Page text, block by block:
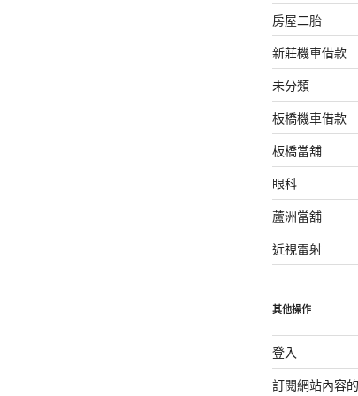
房屋二胎
新莊機車借款
未分類
板橋機車借款
板橋當舖
眼科
蘆洲當舖
近視雷射
其他操作
登入
訂閱網站內容